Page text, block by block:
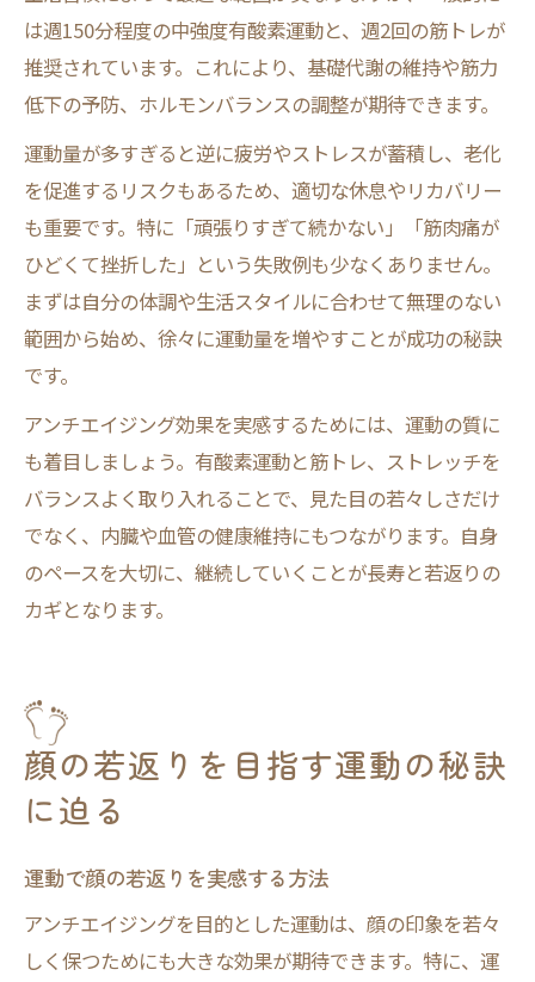
は週150分程度の中強度有酸素運動と、週2回の筋トレが
推奨されています。これにより、基礎代謝の維持や筋力
低下の予防、ホルモンバランスの調整が期待できます。
運動量が多すぎると逆に疲労やストレスが蓄積し、老化
を促進するリスクもあるため、適切な休息やリカバリー
も重要です。特に「頑張りすぎて続かない」「筋肉痛が
ひどくて挫折した」という失敗例も少なくありません。
まずは自分の体調や生活スタイルに合わせて無理のない
範囲から始め、徐々に運動量を増やすことが成功の秘訣
です。
アンチエイジング効果を実感するためには、運動の質に
も着目しましょう。有酸素運動と筋トレ、ストレッチを
バランスよく取り入れることで、見た目の若々しさだけ
でなく、内臓や血管の健康維持にもつながります。自身
のペースを大切に、継続していくことが長寿と若返りの
カギとなります。
顔の若返りを目指す運動の秘訣
に迫る
運動で顔の若返りを実感する方法
アンチエイジングを目的とした運動は、顔の印象を若々
しく保つためにも大きな効果が期待できます。特に、運